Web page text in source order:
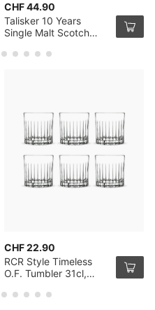
CHF 44.90
Talisker 10 Years
Single Malt Scotch
CHF 22.90
RCR Style Timeless
O.F. Tumbler 31cl,